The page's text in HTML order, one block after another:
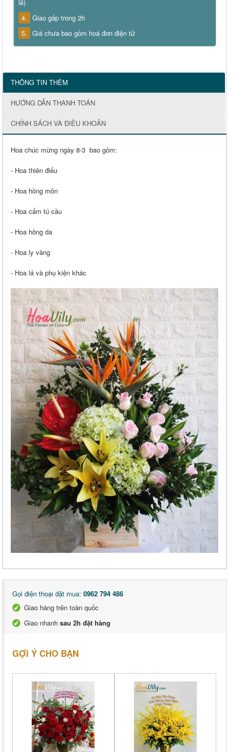
lễ)
4. Giao gấp trong 2h
5. Giá chưa bao gồm hoá đơn điện tử
THÔNG TIN THÊM
HƯỚNG DẪN THANH TOÁN
CHÍNH SÁCH VÀ ĐIỀU KHOẢN
Hoa chúc mừng ngày 8-3 bao gồm:
- Hoa thiên điểu
- Hoa hồng môn
- Hoa cẩm tú cầu
- Hoa hồng da
- Hoa ly vàng
- Hoa lá và phụ kiện khác
Gọi điện thoại đặt mua: 0962 794 486
Giao hàng trên toàn quốc
Giao nhanh sau 2h đặt hàng
GỢI Ý CHO BẠN